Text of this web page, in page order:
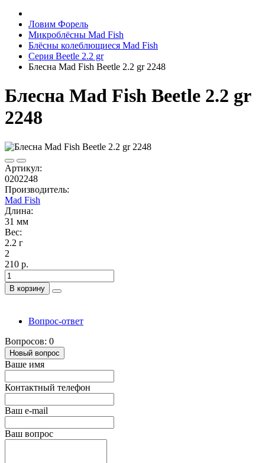
Ловим Форель
Микроблёсны Mad Fish
Блёсны колеблющиеся Mad Fish
Серия Beetle 2.2 gr
Блесна Mad Fish Beetle 2.2 gr 2248
Блесна Mad Fish Beetle 2.2 gr
2248
Артикул:
0202248
Производитель:
Mad Fish
Длина:
31 мм
Вес:
2.2 г
2
210 р.
В корзину
Вопрос-ответ
Вопросов: 0
Новый вопрос
Ваше имя
Контактный телефон
Ваш e-mail
Ваш вопрос